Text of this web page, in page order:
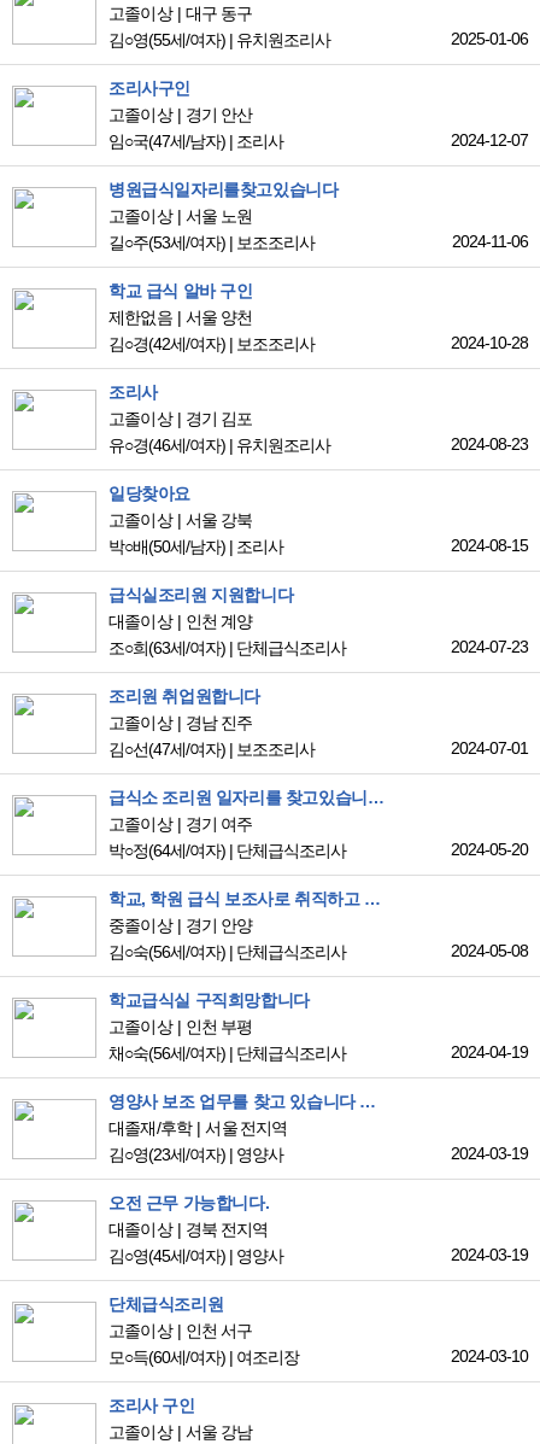
고졸이상
대구 동구
김○영(55세/여자) | 유치원조리사 2025-01-06
조리사구인
고졸이상
경기 안산
임○국(47세/남자) | 조리사 2024-12-07
병원급식일자리를찾고있습니다
고졸이상
서울 노원
길○주(53세/여자) | 보조조리사 2024-11-06
학교 급식 알바 구인
제한없음
서울 양천
김○경(42세/여자) | 보조조리사 2024-10-28
조리사
고졸이상
경기 김포
유○경(46세/여자) | 유치원조리사 2024-08-23
일당찾아요
고졸이상
서울 강북
박○배(50세/남자) | 조리사 2024-08-15
급식실조리원 지원합니다
대졸이상
인천 계양
조○희(63세/여자) | 단체급식조리사 2024-07-23
조리원 취업원합니다
고졸이상
경남 진주
김○선(47세/여자) | 보조조리사 2024-07-01
급식소 조리원 일자리를 찾고있습니다.
고졸이상
경기 여주
박○정(64세/여자) | 단체급식조리사 2024-05-20
학교, 학원 급식 보조사로 취직하고 싶습니다.
중졸이상
경기 안양
김○숙(56세/여자) | 단체급식조리사 2024-05-08
학교급식실 구직희망합니다
고졸이상
인천 부평
채○숙(56세/여자) | 단체급식조리사 2024-04-19
영양사 보조 업무를 찾고 있습니다 유치원 보조를 희망합니다
대졸재/후학
서울 전지역
김○영(23세/여자) | 영양사 2024-03-19
오전 근무 가능합니다.
대졸이상
경북 전지역
김○영(45세/여자) | 영양사 2024-03-19
단체급식조리원
고졸이상
인천 서구
모○득(60세/여자) | 여조리장 2024-03-10
조리사 구인
고졸이상
서울 강남